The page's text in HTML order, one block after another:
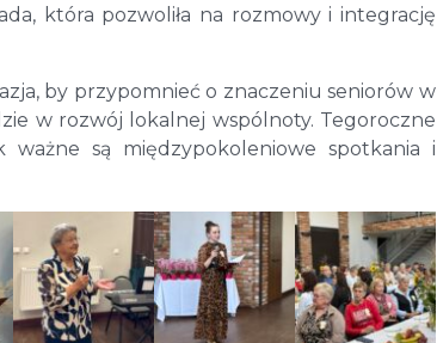
która pozwoliła na rozmowy i integrację
by przypomnieć o znaczeniu seniorów w
w rozwój lokalnej wspólnoty. Tegoroczne
są międzypokoleniowe spotkania i